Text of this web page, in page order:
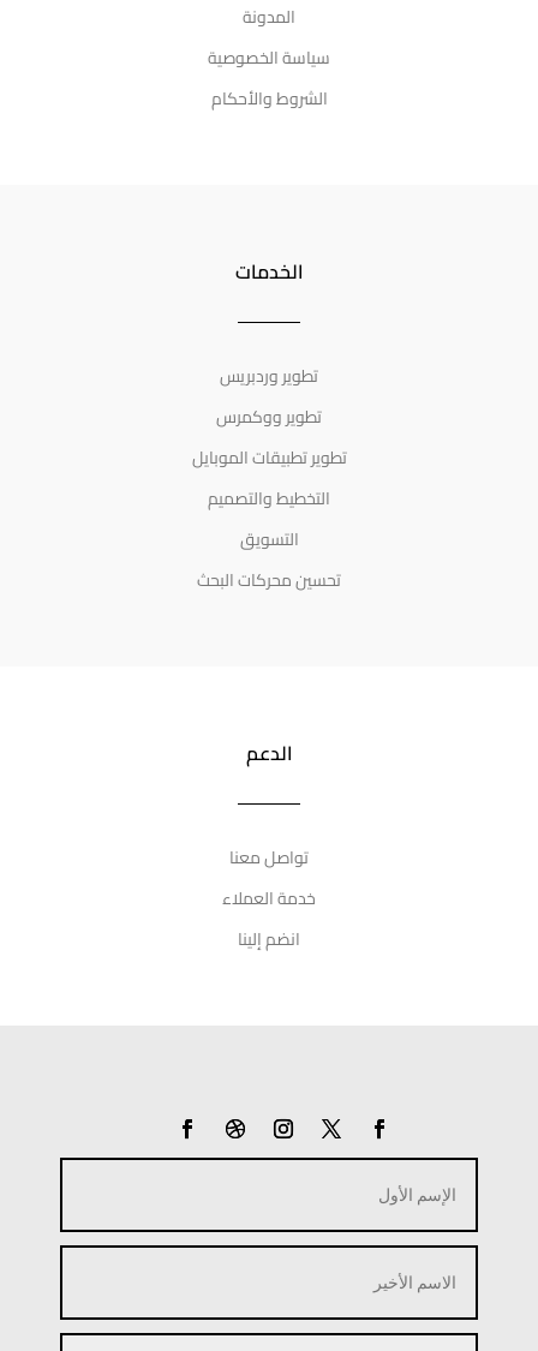
المدونة
سياسة الخصوصية
الشروط والأحكام
الخدمات
تطوير وردبريس
تطوير ووكمرس
تطوير تطبيقات الموبايل
التخطيط والتصميم
التسويق
تحسين محركات البحث
الدعم
تواصل معنا
خدمة العملاء
انضم إلينا